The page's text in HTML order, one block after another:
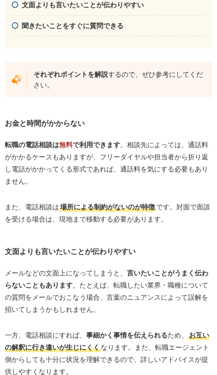
文面よりも言いたいことが伝わりやすい
聞きたいことをすぐに質問できる
それぞれポイントを解説するので、ぜひ参考にしてくだ
さい。
お金と時間がかからない
転職の電話相談は無料で利用できます。相談先によっては、通話料
がかかるケースもありますが、フリーダイヤルや担当者から折り返
し電話がかかってくる形式であれば、通話料を気にする必要もあり
ません。
また、電話相談は場所による制約がないのが特徴です。対面で面談
を受ける場合は、現地まで移動する必要があります。
文面よりも言いたいことが伝わりやすい
メールなどの文面上になってしまうと、 言いたいことがうまく伝わ
らないこともあります。たとえば、転職したい業界・職種について
の質問をメールでおこなう場合、言葉のニュアンスによって誤解を
招いてしまうかもしれません。
一方、電話相談にすれば、 事細かく事情を伝えられるため、
お互い
の解釈に行き違いが生じにくくなります。また、転職エージェント
側からしても十分に状況を理解できるので、詳しいアドバイスが提
供しやすくなります。